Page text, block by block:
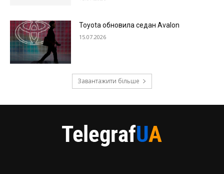
Toyota обновила седан Avalon
15.07.2026
Завантажити більше